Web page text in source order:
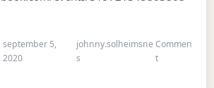
september 5,
2020
johnny.solheimsne
s
Commen
ton Gubbetur